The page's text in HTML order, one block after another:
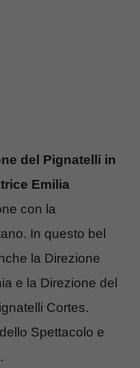
del Pignatelli in
Emilia
con la
In questo bel
la Direzione
e la Direzione del
Cortes.
Spettacolo e